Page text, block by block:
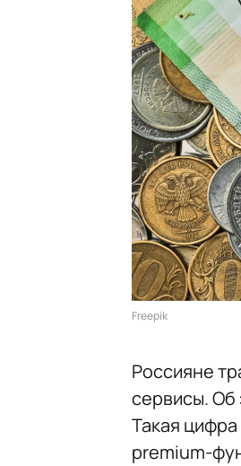
Freepik
Россияне
сервисы. Об
Такая
premium-